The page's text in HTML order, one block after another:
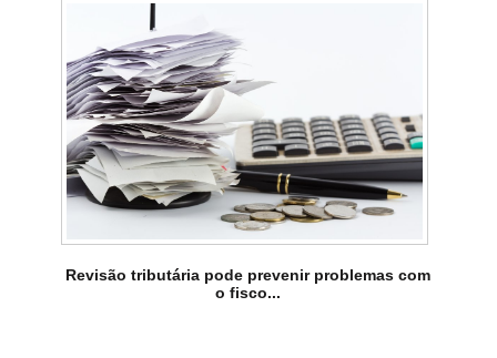
Revisão tributária pode prevenir problemas com
o fisco...